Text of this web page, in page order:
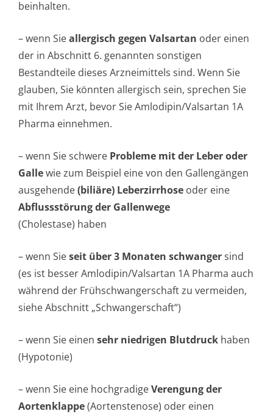
beinhalten.
– wenn Sieallergisch gegen Valsartan oder einen
der in Abschnitt 6. genannten sonstigen
Bestandteile dieses Arzneimittels sind. Wenn Sie
glauben, Sie könnten allergisch sein, sprechen Sie
mit Ihrem Arzt, bevor Sie Amlodipin/Valsartan 1A
Pharma einnehmen.
– wenn Sie schwere Probleme mit der Leber oder
Gallewie zum Beispiel eine von den Gallengängen
ausgehende(biliäre) Leberzirrhose oder eine
Abflussstörung der Gallenwege
(Cholestase) haben
– wenn Sieseit über 3 Monaten schwangersind
(es ist besser Amlodipin/Valsartan 1A Pharma auch
während der Frühschwangerschaft zu vermeiden,
siehe Abschnitt „Schwangerschaft“)
– wenn Sie einen sehr niedrigen Blutdruck haben
(Hypotonie)
– wenn Sie eine hochgradigeVerengung der
Aortenklappe(Aortenstenose) oder einen